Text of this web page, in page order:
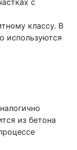
с
классу. В
используются
из бетона